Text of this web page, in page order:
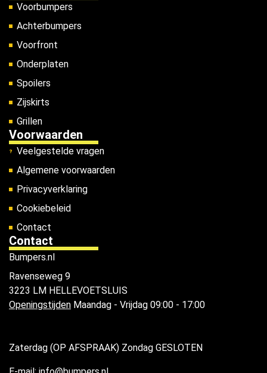
Voorbumpers
Achterbumpers
Voorfront
Onderplaten
Spoilers
Zijskirts
Grillen
Voorwaarden
Veelgestelde vragen
Algemene voorwaarden
Privacyverklaring
Cookiebeleid
Contact
Contact
Bumpers.nl
Ravenseweg 9
3223 LM HELLEVOETSLUIS
Openingstijden Maandag - Vrijdag 09:00 - 17:00
Zaterdag (OP AFSPRAAK) Zondag GESLOTEN